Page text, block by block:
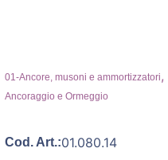
01-Ancore, musoni e ammortizzatori,
Ancoraggio e Ormeggio
Cod. Art.:01.080.14